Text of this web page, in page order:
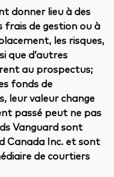
donner lieu à des
frais de gestion ou à
les risques,
que d’autres
au prospectus;
fonds de
leur valeur change
passé peut ne pas
Vanguard sont
Canada Inc. et sont
de courtiers